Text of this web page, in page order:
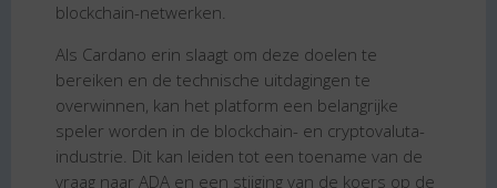
blockchain-netwerken.
Als Cardano erin slaagt om deze doelen te
bereiken en de technische uitdagingen te
overwinnen, kan het platform een belangrijke
speler worden in de blockchain- en cryptovaluta-
industrie. Dit kan leiden tot een toename van de
vraag naar ADA en een stijging van de koers op de